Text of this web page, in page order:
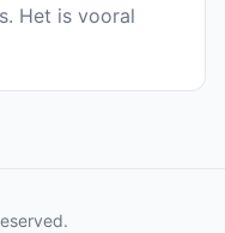
Het is vooral